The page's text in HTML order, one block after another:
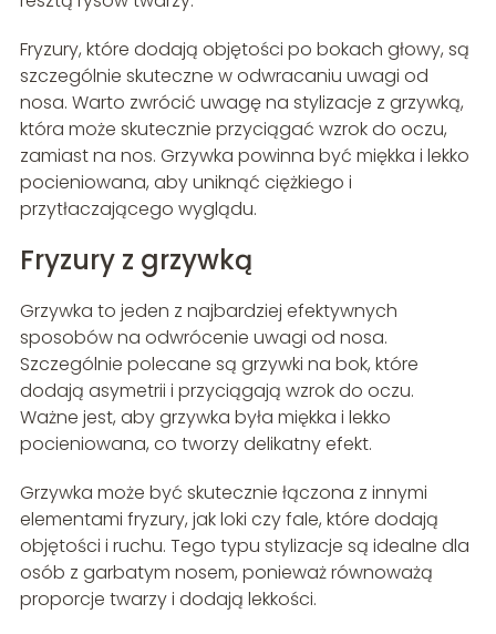
Fryzury, które dodają objętości po bokach głowy, są
szczególnie skuteczne w odwracaniu uwagi od
nosa. Warto zwrócić uwagę na stylizacje z grzywką,
która może skutecznie przyciągać wzrok do oczu,
zamiast na nos. Grzywka powinna być miękka i lekko
pocieniowana, aby uniknąć ciężkiego i
przytłaczającego wyglądu.
Fryzury z grzywką
Grzywka to jeden z najbardziej efektywnych
sposobów na odwrócenie uwagi od nosa.
Szczególnie polecane są grzywki na bok, które
dodają asymetrii i przyciągają wzrok do oczu.
Ważne jest, aby grzywka była miękka i lekko
pocieniowana, co tworzy delikatny efekt.
Grzywka może być skutecznie łączona z innymi
elementami fryzury, jak loki czy fale, które dodają
objętości i ruchu. Tego typu stylizacje są idealne dla
osób z garbatym nosem, ponieważ równoważą
proporcje twarzy i dodają lekkości.